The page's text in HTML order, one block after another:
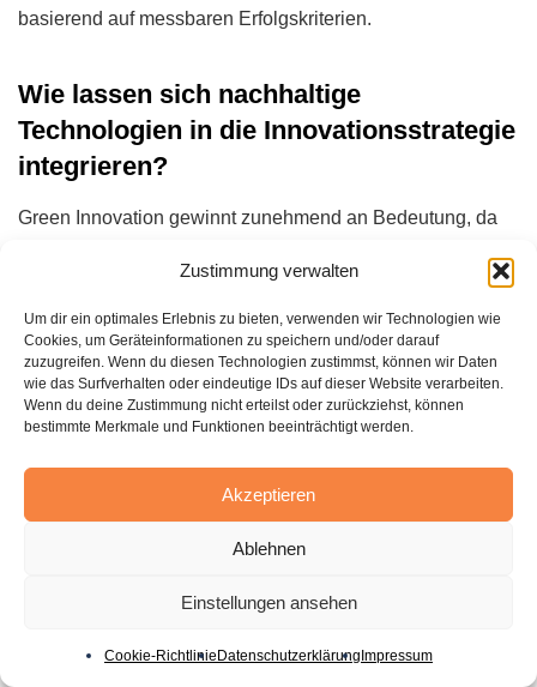
Zustimmung verwalten
Um dir ein optimales Erlebnis zu bieten, verwenden wir Technologien wie
Cookies, um Geräteinformationen zu speichern und/oder darauf
zuzugreifen. Wenn du diesen Technologien zustimmst, können wir Daten
wie das Surfverhalten oder eindeutige IDs auf dieser Website verarbeiten.
Wenn du deine Zustimmung nicht erteilst oder zurückziehst, können
bestimmte Merkmale und Funktionen beeinträchtigt werden.
Akzeptieren
Ablehnen
Einstellungen ansehen
Cookie-Richtlinie Datenschutzerklärung Impressum
basierend auf messbaren Erfolgskriterien.
Wie lassen sich nachhaltige
Technologien in die Innovationsstrategie
integrieren?
Green Innovation gewinnt zunehmend an Bedeutung, da
gesellschaftliche Verantwortung übernehmen müssen.
Nachhaltige Technologien sollten frühzeitig in die
strategische Innovationsplanung integriert werden. Dabei
ist es wichtig, sowohl ökologische als auch wirtschaftliche
Aspekte zu berücksichtigen und langfristige
Wettbewerbsvorteile durch umweltfreundliche
Innovationen zu schaffen.
Klicke, um diesen Beitrag zu bewerten!
[Gesamt: